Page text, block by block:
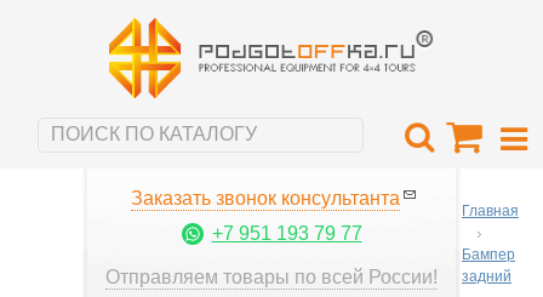
Заказать звонок консультанта
+7 951 193 79 77
Отправляем товары по всей России!
Главная
Бампер
задний